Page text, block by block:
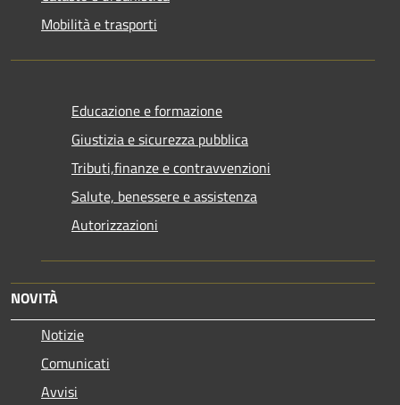
Mobilità e trasporti
Educazione e formazione
Giustizia e sicurezza pubblica
Tributi,finanze e contravvenzioni
Salute, benessere e assistenza
Autorizzazioni
NOVITÀ
Notizie
Comunicati
Avvisi